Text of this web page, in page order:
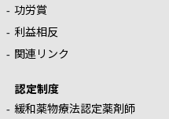
功労賞
利益相反
関連リンク
認定制度
緩和薬物療法認定薬剤師